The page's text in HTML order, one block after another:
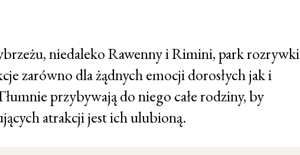
niedaleko Rawenny i Rimini, park rozrywki
zarówno dla żądnych emocji dorosłych jak i
przybywają do niego całe rodziny, by
atrakcji jest ich ulubioną.